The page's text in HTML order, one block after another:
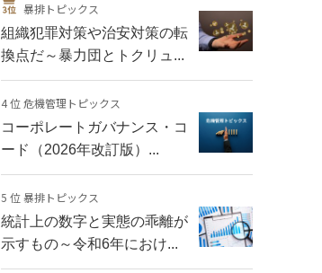
暴排トピックス
組織犯罪対策や治安対策の転
換点だ～暴力団とトクリュ...
4 位 危機管理トピックス
コーポレートガバナンス・コ
ード（2026年改訂版）...
5 位 暴排トピックス
統計上の数字と実態の乖離が
示すもの～令和6年におけ...